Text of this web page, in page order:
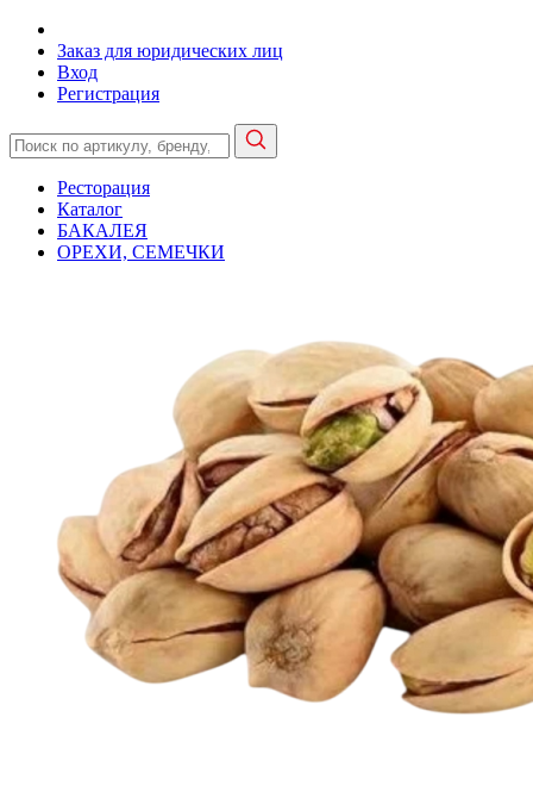
Заказ для юридических лиц
Вход
Регистрация
Ресторация
Каталог
БАКАЛЕЯ
ОРЕХИ, СЕМЕЧКИ